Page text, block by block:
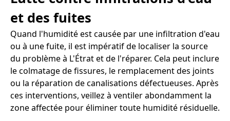
et des fuites
Quand l'humidité est causée par une infiltration d'eau
ou à une fuite, il est impératif de localiser la source
du problème à L'Étrat et de l'réparer. Cela peut inclure
le colmatage de fissures, le remplacement des joints
ou la réparation de canalisations défectueuses. Après
ces interventions, veillez à ventiler abondamment la
zone affectée pour éliminer toute humidité résiduelle.